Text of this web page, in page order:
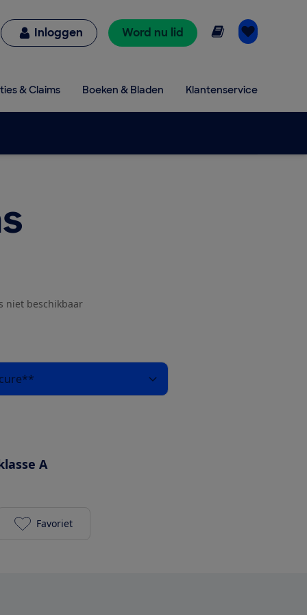
Inloggen Word nu lid Online lezen
& Claims Boeken & Bladen Klantenservice
niet beschikbaar
A
Siemens WG44G205NL toevoegen aan je
Favoriet